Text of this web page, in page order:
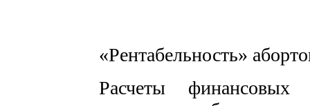
«Рентабельность»
Расчеты